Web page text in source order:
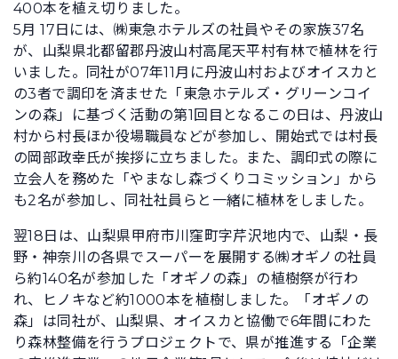
400本を植え切りました。
5月 17日には、㈱東急ホテルズの社員やその家族37名
が、山梨県北都留郡丹波山村高尾天平村有林で植林を行
いました。同社が07年11月に丹波山村およびオイスカと
の3者で調印を済ませた「東急ホテルズ・グリーンコイ
ンの森」に基づく活動の第1回目となるこの日は、丹波山
村から村長ほか役場職員などが参加し、開始式では村長
の岡部政幸氏が挨拶に立ちました。また、調印式の際に
立会人を務めた「やまなし森づくりコミッション」から
も2名が参加し、同社社員らと一緒に植林をしました。
翌18日は、山梨県甲府市川窪町字芹沢地内で、山梨・長
野・神奈川の各県でスーパーを展開する㈱オギノの社員
ら約140名が参加した「オギノの森」の植樹祭が行わ
れ、ヒノキなど約1000本を植樹しました。「オギノの
森」は同社が、山梨県、オイスカと協働で6年間にわた
り森林整備を行うプロジェクトで、県が推進する「企業